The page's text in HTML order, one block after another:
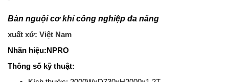
Bàn nguội cơ khí công nghiệp đa năng
xuất xứ: Việt Nam
Nhãn hiệu:NPRO
Thông số kỹ thuật: